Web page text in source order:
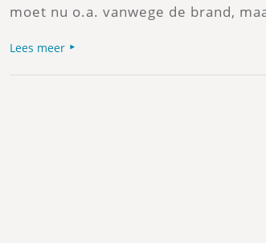
moet nu o.a. vanwege de brand,
Lees meer